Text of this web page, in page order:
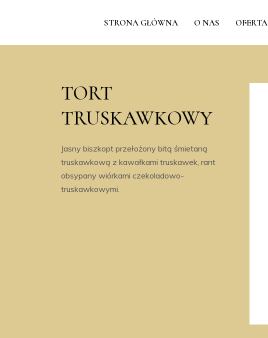
STRONA GŁÓWNA O NAS OFERTA
TORT
TRUSKAWKOWY
Jasny biszkopt przełożony bitą śmietaną
truskawkową z kawałkami truskawek, rant
obsypany wiórkami czekoladowo-
truskawkowymi.